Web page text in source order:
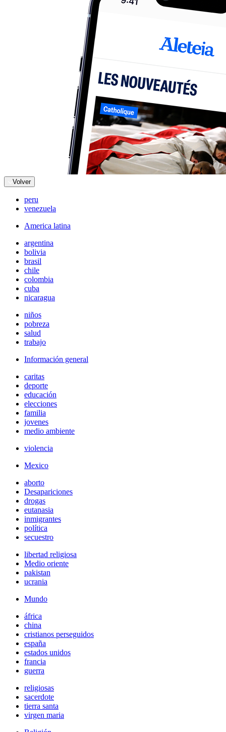
Volver
peru
venezuela
America latina
argentina
bolivia
brasil
chile
colombia
cuba
nicaragua
niños
pobreza
salud
trabajo
Información general
caritas
deporte
educación
elecciones
familia
jovenes
medio ambiente
violencia
Mexico
aborto
Desapariciones
drogas
eutanasia
inmigrantes
política
secuestro
libertad religiosa
Medio oriente
pakistan
ucrania
Mundo
áfrica
china
cristianos perseguidos
españa
estados unidos
francia
guerra
religiosas
sacerdote
tierra santa
virgen maria